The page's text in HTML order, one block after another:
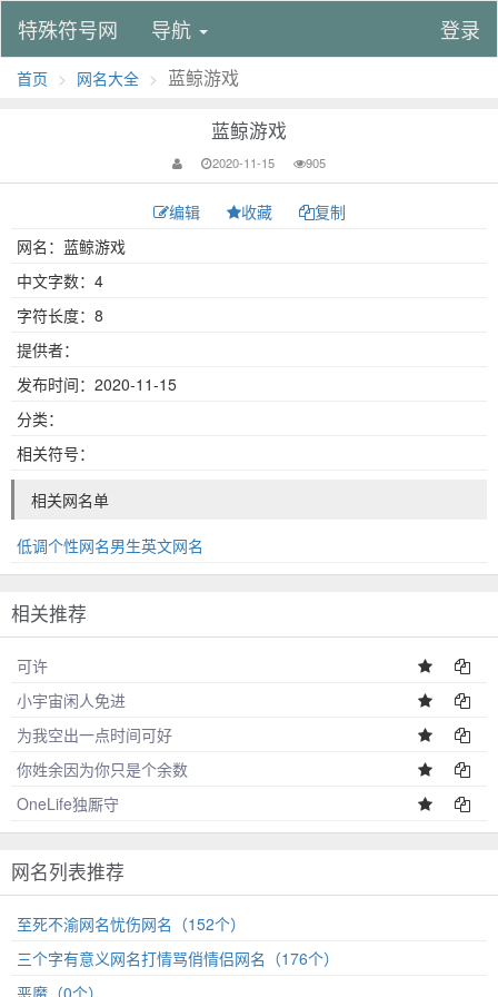
特殊符号网 导航 登录
首页 网名大全 蓝鲸游戏
蓝鲸游戏
2020-11-15 905
编辑 收藏
复制
网名：蓝鲸游戏
中文字数：4
字符长度：8
提供者：
发布时间：2020-11-15
分类：
相关符号：
相关网名单
低调个性网名男生英文网名
相关推荐
可许
小宇宙闲人免进
为我空出一点时间可好
你姓余因为你只是个余数
OneLife独厮守
网名列表推荐
至死不渝网名忧伤网名（152个）
三个字有意义网名打情骂俏情侣网名（176个）
恶魔（0个）